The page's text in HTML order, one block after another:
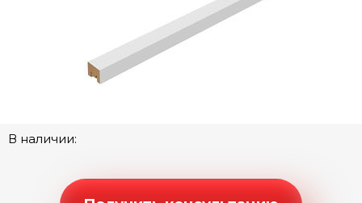
В наличии: